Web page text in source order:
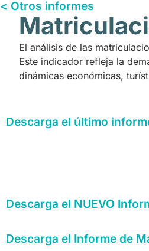
< Otros informes
El análisis de las
Este indicador refleja la
dinámicas económicas,
Descarga el último
Descarga el NUEVO
Descarga el Informe de